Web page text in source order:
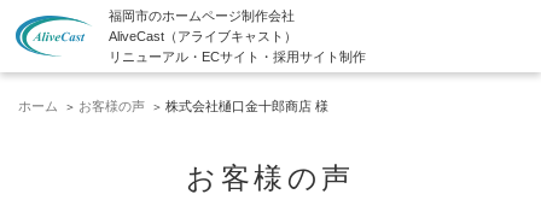
福岡市のホームページ制作会社
AliveCast（アライブキャスト）
リニューアル・ECサイト・採用サイト制作
ホーム お客様の声 株式会社樋口金十郎商店 様
お客様の声